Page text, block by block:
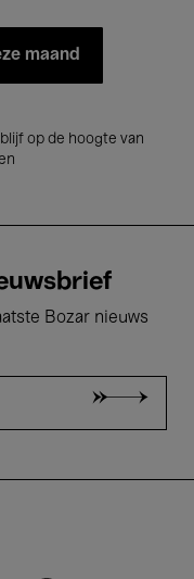
maand
op de hoogte van
Bozar nieuws